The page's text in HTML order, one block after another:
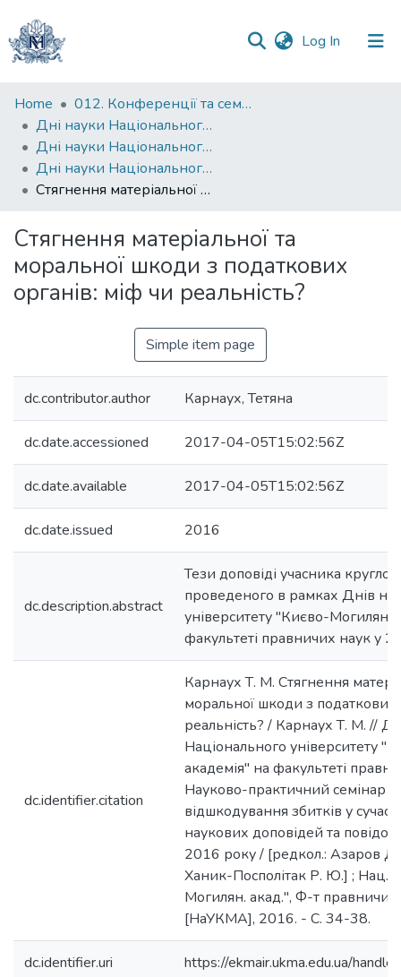
Log In (current)
Communities
&
Collections
All of DSpace
Statistics
Home
012. Конференції та семінари НаУКМА
Дні науки Національного університету "Києво-Могилянська академія"
Дні науки Національного університету "Києво-Могилянська академія" на факультеті правничих наук
Дні науки Національного університету "Києво-Могилянська академія" на факультеті правничих наук. 2016
Стягнення матеріальної та моральної шкоди з податкових органів: міф чи реальність?
Стягнення матеріальної та
моральної шкоди з податкових
органів: міф чи реальність?
Simple item page
dc.contributor.author Карнаух, Тетяна
dc.date.accessioned 2017-04-05T15:02:56Z
dc.date.available 2017-04-05T15:02:56Z
dc.date.issued 2016
dc.description.abstract
Тези доповіді учасника
проведеного в рамках Днів
університету "Києво-
факультеті правничих наук у
dc.identifier.citation
Карнаух Т. М. Стягнення
моральної шкоди з податкових
реальність? / Карнаух Т. М. //
Національного університету
академія" на факультеті
Hауково-практичний семінар
відшкодування збитків у
наукових доповідей та
2016 року / [редкол.: Азаров Д.
Ханик-Посполітак Р. Ю.] ; Нац.
Могилян. акад.", Ф-т правничих
[НаУКМА], 2016. - С. 34-38.
dc.identifier.uri https://ekmair.ukma.edu.ua/